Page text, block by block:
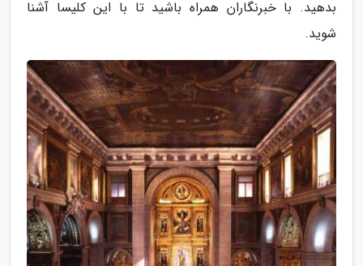
بدهید. با خبرنگاران همراه باشید تا با این کلیسا آشنا
شوید.